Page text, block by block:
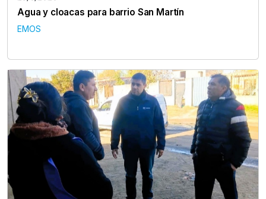
Agua y cloacas para barrio San Martín
EMOS